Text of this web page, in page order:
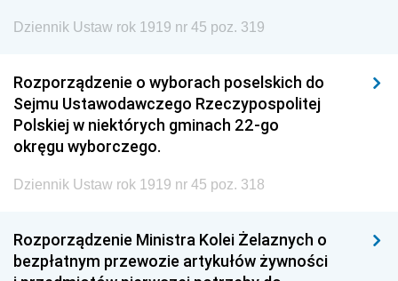
Dziennik Ustaw rok 1919 nr 45 poz. 319
Rozporządzenie o wyborach poselskich do
Sejmu Ustawodawczego Rzeczypospolitej
Polskiej w niektórych gminach 22-go
okręgu wyborczego.
Dziennik Ustaw rok 1919 nr 45 poz. 318
Rozporządzenie Ministra Kolei Żelaznych o
bezpłatnym przewozie artykułów żywności